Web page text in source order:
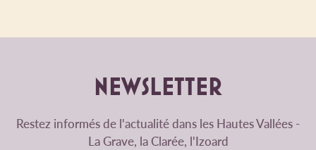
NEWSLETTER
Restez informés de l'actualité dans les Hautes Vallées -
La Grave, la Clarée, l'Izoard